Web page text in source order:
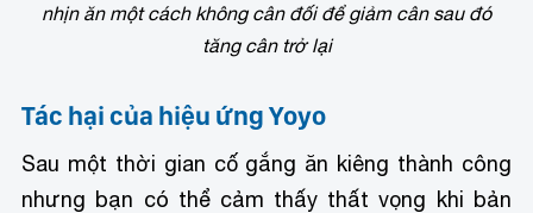
nhịn ăn một cách không cân đối để giảm cân sau đó
tăng cân trở lại
Tác hại của hiệu ứng Yoyo
Sau một thời gian cố gắng ăn kiêng thành công
nhưng bạn có thể cảm thấy thất vọng khi bản